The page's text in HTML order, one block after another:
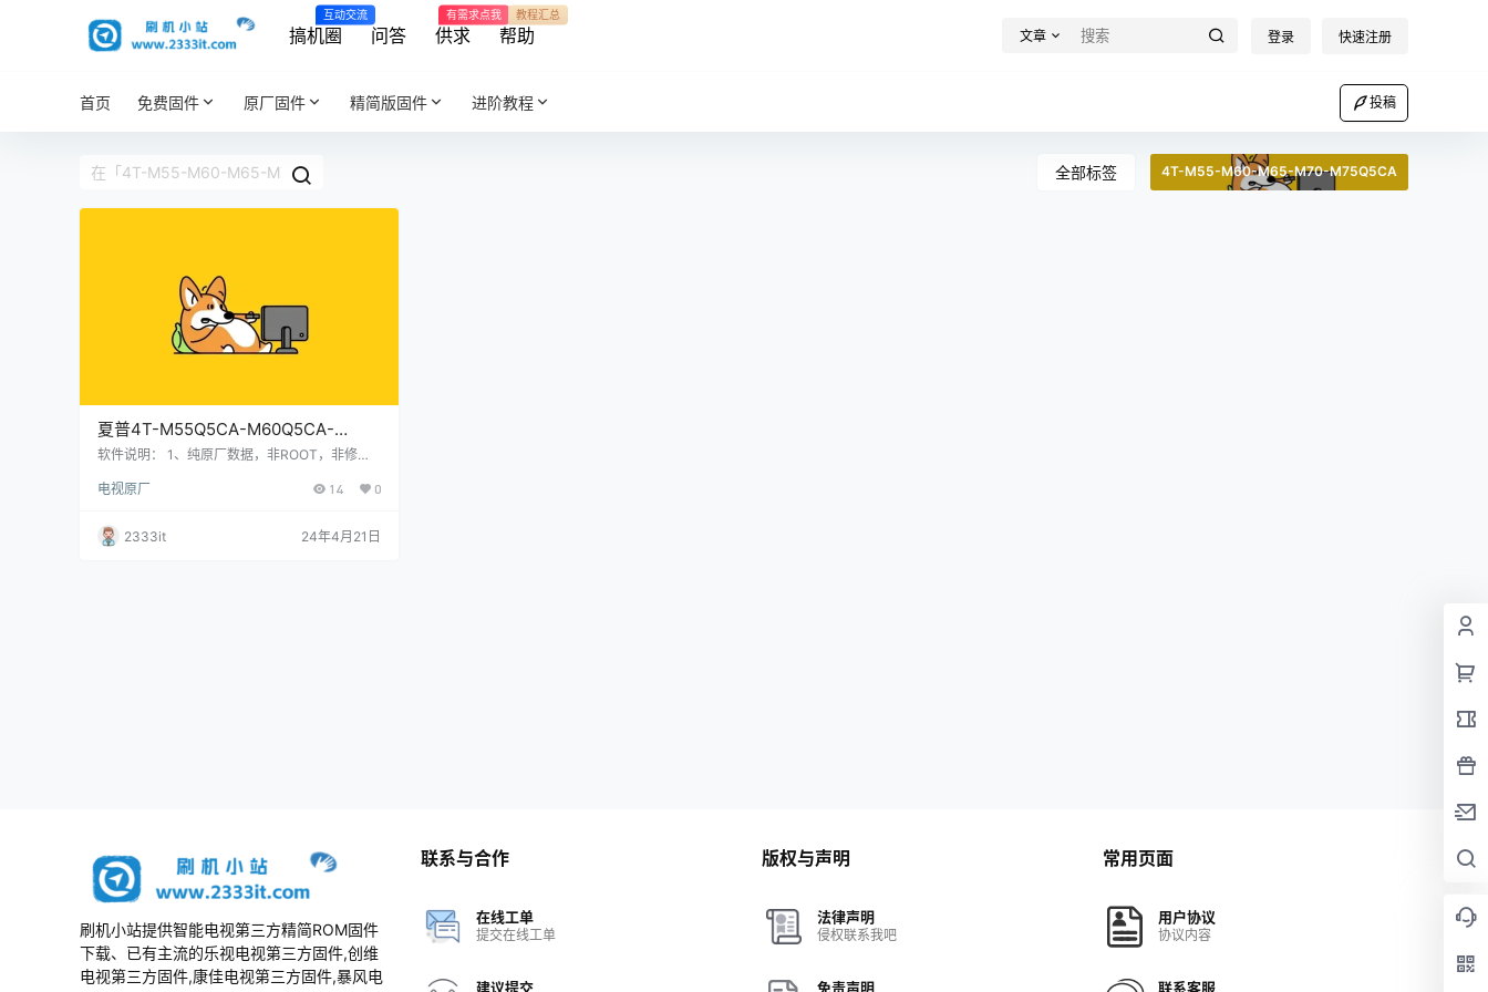
搞机圈
互动交流
问答 供求
有需求点我
帮助
教程汇总
文章 登录 快速注册
首页 免费固件 原厂固件 精简版固件 进阶教程 投稿
全部标签 4T-M55-M60-M65-M70-M75Q5CA
夏普4T-M55Q5CA-M60Q5CA-
M65Q5CA-M70Q5CA-M75Q5CA智
本_电视刷机数据固件升级包
软件说明： 1、纯原厂数据，非ROOT，非修改
趣，一切源于刷机导致后果自负，本网站概不负
用，请下载后24小时内删除，谢谢合作！ 资料
描述 适用于型号； 4T-Z55B7CA_4T-K55B7CA
电视原厂 14 0
2333it 24年4月21日
刷机小站提供智能电视第三方精简ROM固件
下载、已有主流的乐视电视第三方固件,创维
电视第三方固件,康佳电视第三方固件,暴风电
联系与合作
在线工单
提交在线工单
建议提交
版权与声明
法律声明
侵权联系我吧
免责声明
常用页面
用户协议
协议内容
联系客服